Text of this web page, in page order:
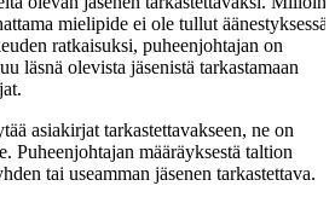
mielipide ei ole tullut äänestyksessä
ratkaisuksi, puheenjohtajan on
läsnä olevista jäsenistä tarkastamaan
asiakirjat tarkastettavakseen, ne on
Puheenjohtajan määräyksestä taltion
tai useamman jäsenen tarkastettava.